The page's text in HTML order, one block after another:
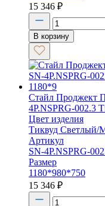
15 346 ₽
В корзину
Стайл Проджект
4P.NSPRG-002.3
Цвет изделия
Тиквуд Светлый/
Артикул
SN-4P.NSPRG-
Размер
1180*980*750
15 346 ₽